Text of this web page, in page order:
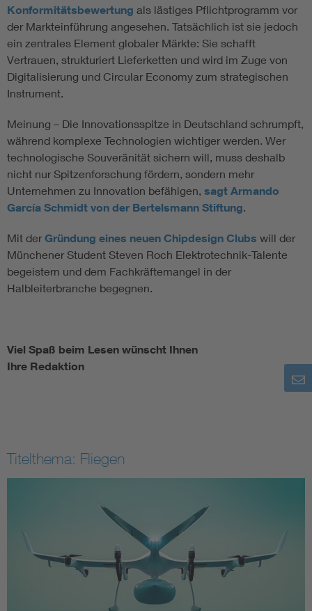
Konformitätsbewertung als lästiges Pflichtprogramm vor
der Markteinführung angesehen. Tatsächlich ist sie jedoch
ein zentrales Element globaler Märkte: Sie schafft
Vertrauen, strukturiert Lieferketten und wird im Zuge von
Digitalisierung und Circular Economy zum strategischen
Instrument.
Meinung – Die Innovationsspitze in Deutschland schrumpft,
während komplexe Technologien wichtiger werden. Wer
technologische Souveränität sichern will, muss deshalb
nicht nur Spitzenforschung fördern, sondern mehr
Unternehmen zu Innovation befähigen, sagt Armando
García Schmidt von der Bertelsmann Stiftung.
Mit derGründung eines neuen Chipdesign Clubs will der
Münchener Student Steven Roch Elektrotechnik-Talente
begeistern und dem Fachkräftemangel in der
Halbleiterbranche begegnen.
Viel Spaß beim Lesen wünscht Ihnen
Ihre Redaktion
Titelthema: Fliegen